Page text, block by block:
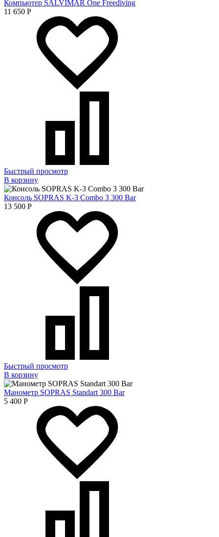
Компьютер SALVIMAR One Freediving
11 650 Р
Быстрый просмотр
В корзину
Консоль SOPRAS K-3 Combo 3 300 Bar
13 500 Р
Быстрый просмотр
В корзину
Манометр SOPRAS Standart 300 Bar
5 400 Р